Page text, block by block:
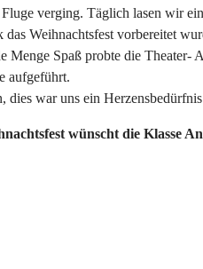
verging. Täglich lasen wir
Weihnachtsfest vorbereitet
Menge Spaß probte die
aufgeführt.
dies war uns ein
wünscht die Klasse